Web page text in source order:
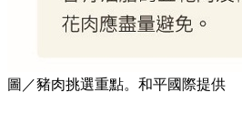
圖／豬肉挑選重點。和平國際提供